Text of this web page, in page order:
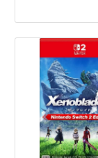
台：Nintendo
遊戲類型：動作
人數： 1 人 作
限制級 製作廠
CAPCOM 發行
CAPCOM